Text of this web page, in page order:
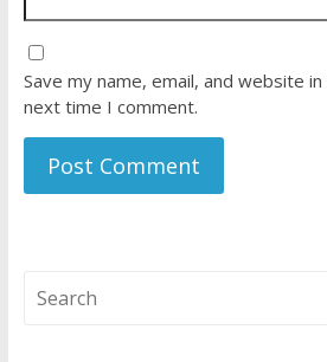
Save my name, email, and website
next time I comment.